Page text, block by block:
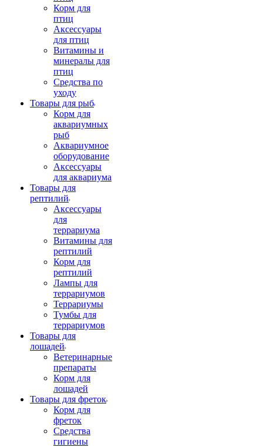
Корм для
птиц
Аксессуары
для птиц
Витамины и
минералы для
птиц
Средства по
уходу
Товары для рыб
Корм для
аквариумных
рыб
Аквариумное
оборудование
Аксессуары
для аквариума
Товары для
рептилий
Аксессуары
для
террариума
Витамины для
рептилий
Корм для
рептилий
Лампы для
террариумов
Террариумы
Тумбы для
террариумов
Товары для
лошадей
Ветеринарные
препараты
Корм для
лошадей
Товары для фреток
Корм для
фреток
Средства
гигиены